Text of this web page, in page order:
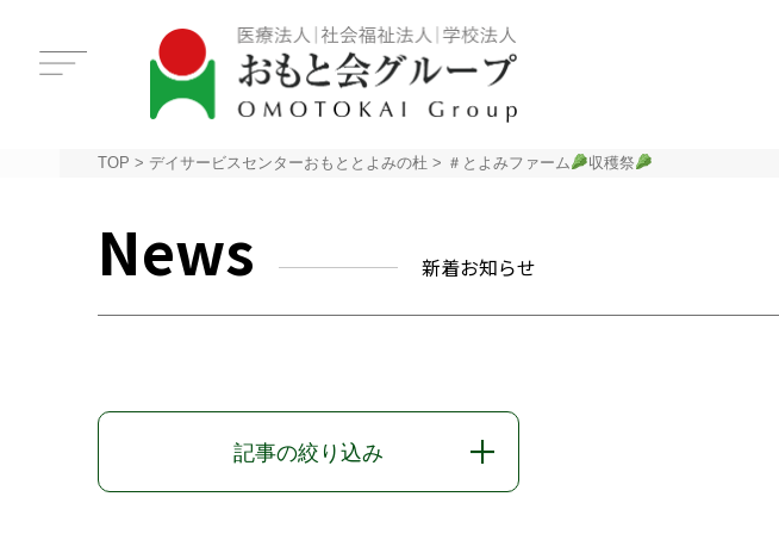
TOP > デイサービスセンターおもととよみの杜 > ＃とよみファーム 収穫祭
News 新着お知らせ
記事の絞り込み